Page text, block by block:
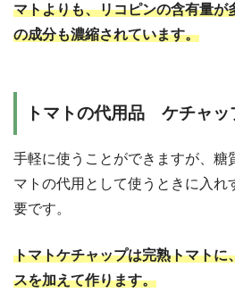
マトよりも、リコピンの含有量が
の成分も濃縮されています。
トマトの代用品 ケチャッ
手軽に使うことができますが、糖
マトの代用として使うときに入れ
要です。
トマトケチャップは完熟トマトに
スを加えて作ります。